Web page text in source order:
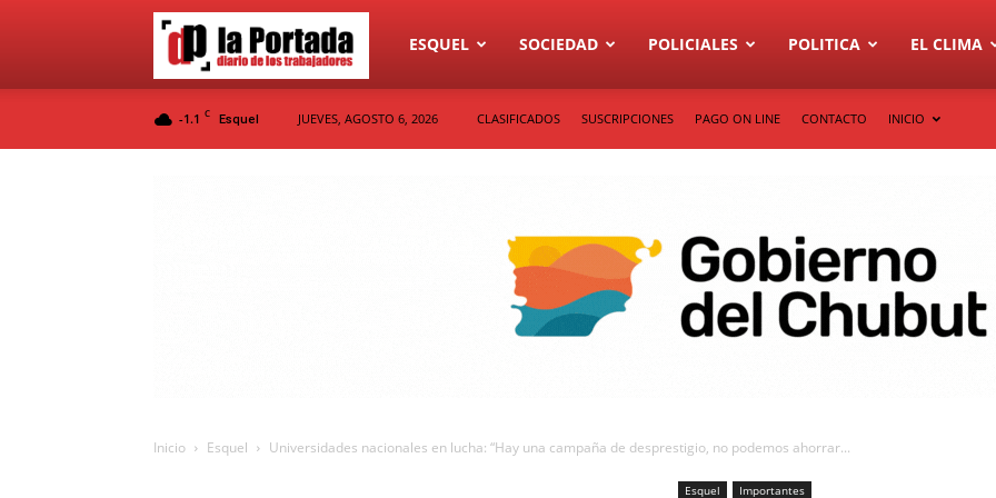
Diario
La
ESQUEL SOCIEDAD POLICIALES POLITICA EL CLIMA
-1.1 C Esquel JUEVES, AGOSTO 6, 2026 CLASIFICADOS SUSCRIPCIONES PAGO ON LINE CONTACTO INICIO
Inicio Esquel Universidades nacionales en lucha: “Hay una campaña de desprestigio, no podemos ahorrar...
Esquel Importantes